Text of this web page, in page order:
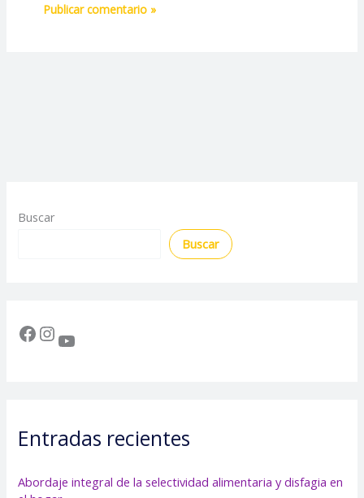
Buscar
Buscar
Entradas recientes
Abordaje integral de la selectividad alimentaria y disfagia en